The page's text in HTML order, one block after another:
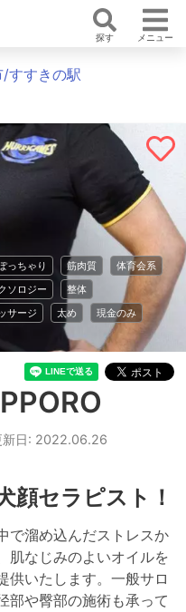
探す メニュー
すすきの駅
っちゃり 筋肉質
体育会系
ソロジー
整体
サージ 太め
現金のみ
新日: 2022.06.26
顔セラピスト！
で溜め込んだストレスか
肌なじみのよいオイルを
供いたします。一般サロ
部や臀部の施術も承って